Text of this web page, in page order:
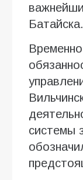
Батайска.
системы